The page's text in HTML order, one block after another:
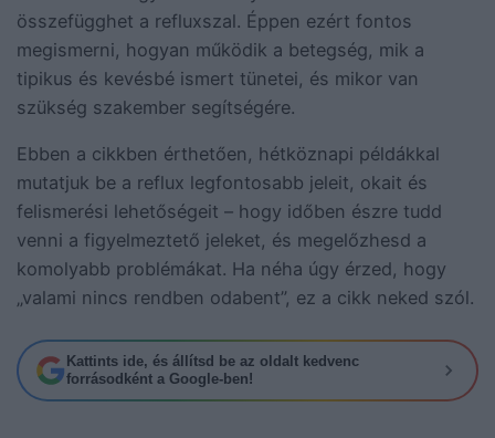
összefügghet a refluxszal. Éppen ezért fontos
megismerni, hogyan működik a betegség, mik a
tipikus és kevésbé ismert tünetei, és mikor van
szükség szakember segítségére.
Ebben a cikkben érthetően, hétköznapi példákkal
mutatjuk be a reflux legfontosabb jeleit, okait és
felismerési lehetőségeit – hogy időben észre tudd
venni a figyelmeztető jeleket, és megelőzhesd a
komolyabb problémákat. Ha néha úgy érzed, hogy
„valami nincs rendben odabent”, ez a cikk neked szól.
Kattints ide, és állítsd be az oldalt kedvenc
forrásodként a Google-ben!